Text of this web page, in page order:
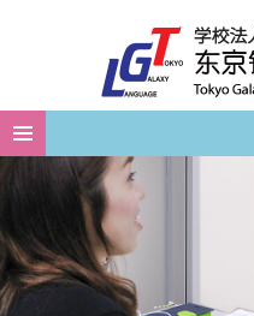
Search
Skip
to